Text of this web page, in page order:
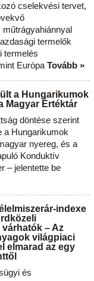
cselekvési tervet,
termelők
termelés
Európa Tovább »
a Hungarikumok
Magyar Értéktár
döntése szerint
a Hungarikumok
nyereg, és a
Konduktív
– jelentette be
indexe
– Az
világpiaci
elmarad az egy
és